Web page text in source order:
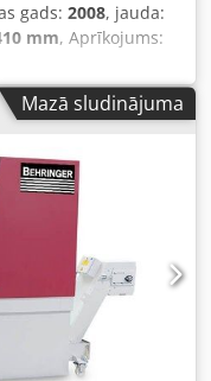
gads: 2008, jauda:
mm, Aprīkojums:
ražošanas gads 2008,
pilna apkope utt., viss
Mazā sludinājuma